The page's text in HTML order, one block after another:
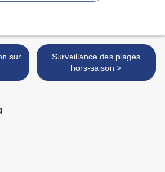
Surveillance des plages
hors-saison >